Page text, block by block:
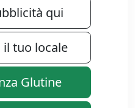
qui
tuo locale
Glutine